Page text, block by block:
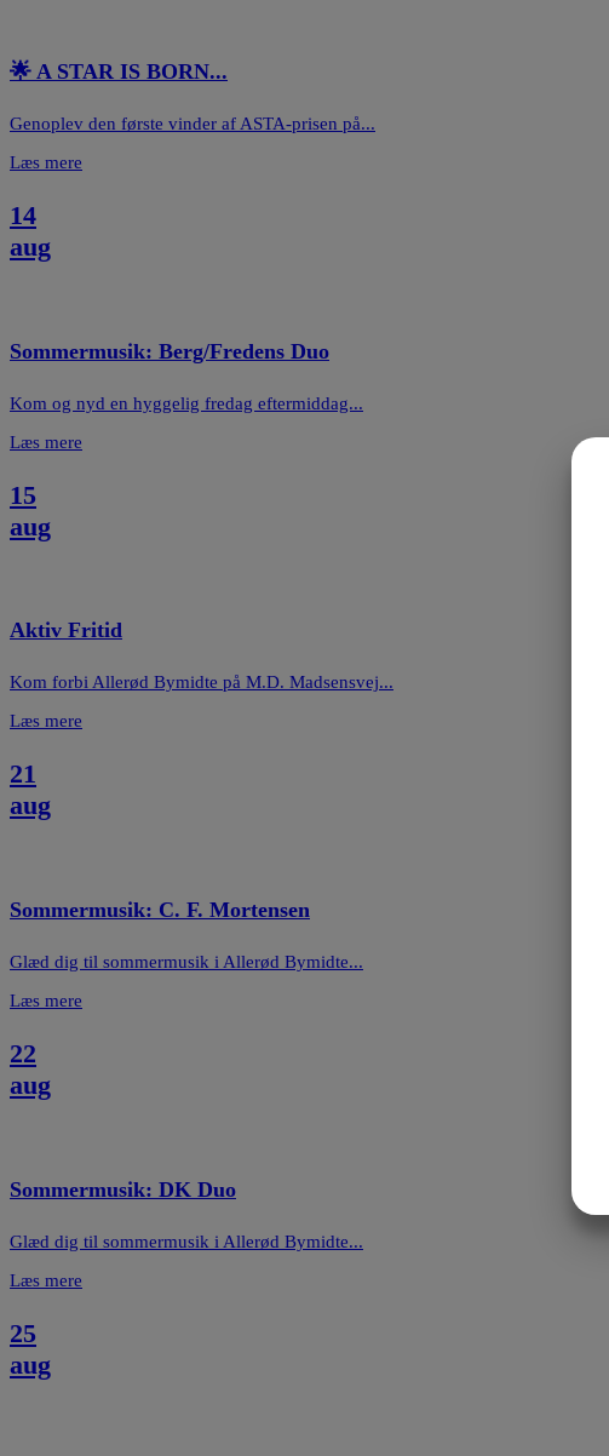
🌟 A STAR IS BORN...
Genoplev den første vinder af ASTA-prisen på...
Læs mere
14
aug
Sommermusik: Berg/Fredens Duo
Kom og nyd en hyggelig fredag eftermiddag...
Læs mere
15
aug
Aktiv Fritid
Kom forbi Allerød Bymidte på M.D. Madsensvej...
Læs mere
21
aug
Sommermusik: C. F. Mortensen
Glæd dig til sommermusik i Allerød Bymidte...
Læs mere
22
aug
Sommermusik: DK Duo
Glæd dig til sommermusik i Allerød Bymidte...
Læs mere
25
aug